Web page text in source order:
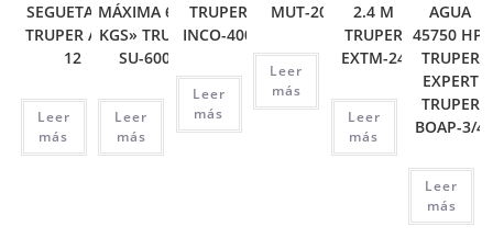
SEGUETA 12′
TRUPER ATT-
12
Leer
más
MÁXIMA 6000
KGS» TRUPER
SU-6000
Leer
más
TRUPER
INCO-400
Leer
más
MUT-202
Leer
más
2.4 M
TRUPER
EXTM-24
Leer
más
AGUA
45750 HP,
TRUPER
EXPERT
TRUPER
BOAP-3/4
Leer
más